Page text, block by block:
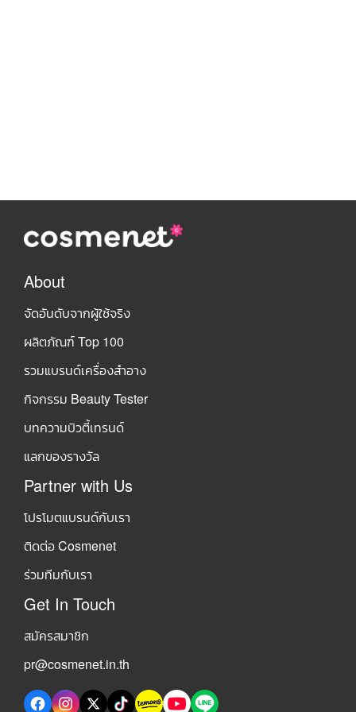
About
จัดอันดับจากผู้ใช้จริง
ผลิตภัณฑ์ Top 100
รวมแบรนด์เครื่องสำอาง
กิจกรรม Beauty Tester
บทความบิวตี้เทรนด์
แลกของรางวัล
Partner with Us
โปรโมตแบรนด์กับเรา
ติดต่อ Cosmenet
ร่วมทีมกับเรา
Get In Touch
สมัครสมาชิก
pr@cosmenet.in.th